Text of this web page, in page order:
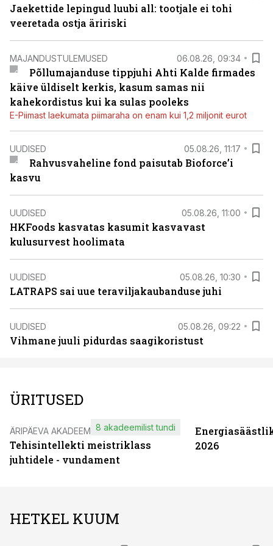
Jaekettide lepingud luubi all: tootjale ei tohi
veeretada ostja äririski
MAJANDUSTULEMUSED 06.08.26, 09:34
Põllumajanduse tippjuhi Ahti Kalde firmades
käive üldiselt kerkis, kasum samas nii
kahekordistus kui ka sulas pooleks
E-Piimast laekumata piimaraha on enam kui 1,2 miljonit eurot
UUDISED 05.08.26, 11:17
Rahvusvaheline fond paisutab Bioforce’i
kasvu
UUDISED 05.08.26, 11:00
HKFoods kasvatas kasumit kasvavast
kulusurvest hoolimata
UUDISED 05.08.26, 10:30
LATRAPS sai uue teraviljakaubanduse juhi
UUDISED 05.08.26, 09:22
Vihmane juuli pidurdas saagikoristust
ÜRITUSED
ÄRIPÄEVA AKADEEMIA
Tehisintellekti meistriklass
juhtidele - vundament
8 akadeemilist tundi
2026
HETKEL KUUM